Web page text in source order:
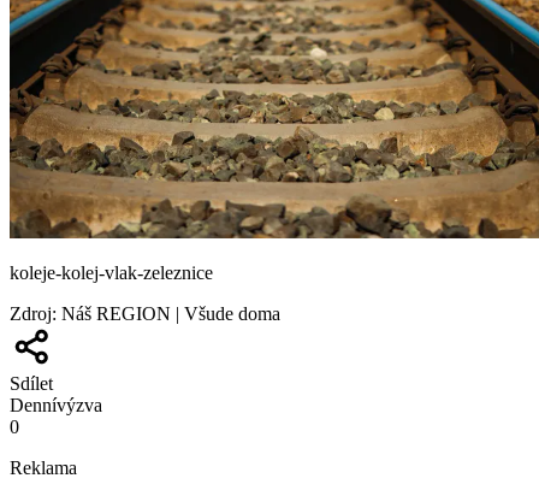
koleje-kolej-vlak-zeleznice
Zdroj: Náš REGION | Všude doma
Sdílet
Dennívýzva
0
Reklama